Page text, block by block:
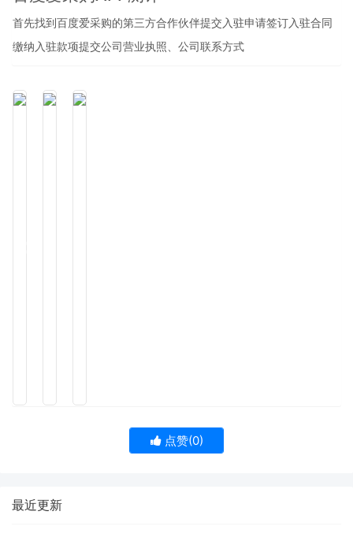
首先找到百度爱采购的第三方合作伙伴提交入驻申请签订入驻合同
缴纳入驻款项提交公司营业执照、公司联系方式
点赞(0)
最近更新